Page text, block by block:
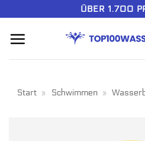
springen
ÜBER 1.700
Start » Schwimmen »